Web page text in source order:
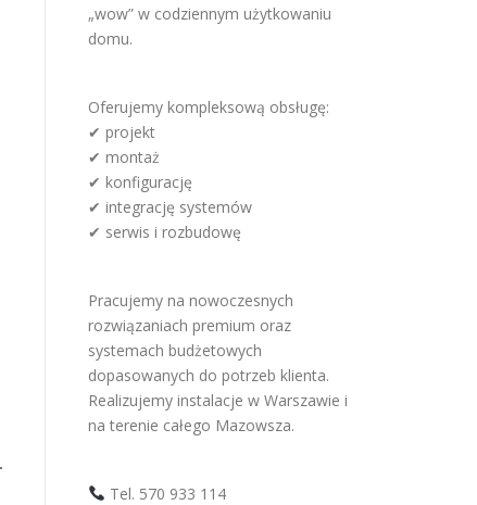
„wow” w codziennym użytkowaniu
domu.
Oferujemy kompleksową obsługę:
✔ projekt
✔ montaż
✔ konfigurację
✔ integrację systemów
✔ serwis i rozbudowę
Pracujemy na nowoczesnych
rozwiązaniach premium oraz
systemach budżetowych
dopasowanych do potrzeb klienta.
Realizujemy instalacje w Warszawie i
na terenie całego Mazowsza.
Tel. 570 933 114